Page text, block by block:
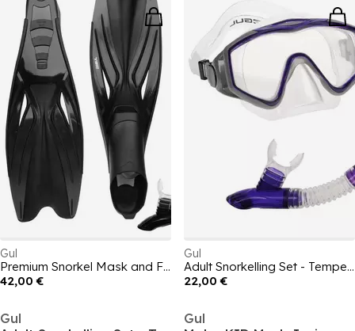
Gul
Premium Snorkel Mask and Fin Set for Adults
42,00 €
Gul
Adult Snorkelling Set - Tempered Glass Diving Mask & Splash-Proof Snorkel
22,00 €
Gul
Gul